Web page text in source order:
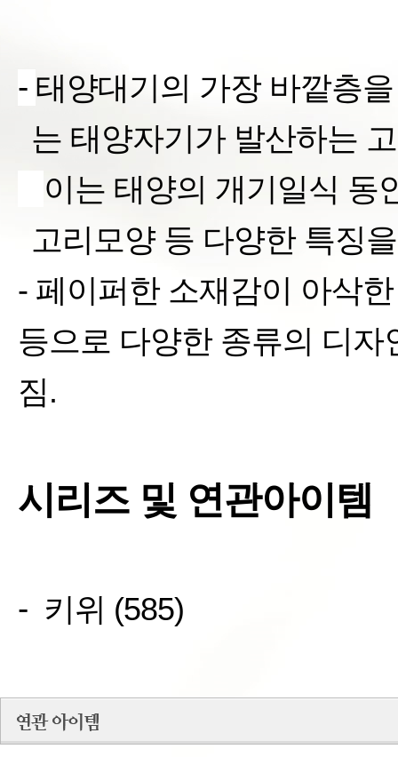
- 태양대기의 가장 바깥층
는 태양자기가 발산하는
이는 태양의 개기일식 동
고리모양 등 다양한 특징
- 페이퍼한 소재감이 아삭
등으로 다양한 종류의 디자
짐.
시리즈 및 연관아이템
- 키위 (585)